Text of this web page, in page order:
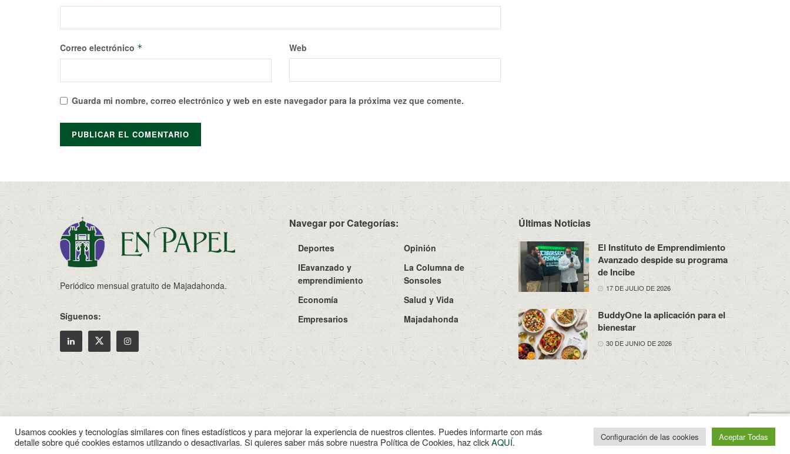
Correo electrónico * Web
Guarda mi nombre, correo electrónico y web en este navegador para la próxima vez que comente.
Periódico mensual gratuito de Majadahonda.
Síguenos:
Navegar por Categorías:
Deportes
Opinión
IEavanzado y
emprendimiento
La Columna de
Sonsoles
Economía
Salud y Vida
Empresarios
Majadahonda
Últimas Noticias
El Instituto de Emprendimiento
Avanzado despide su programa
de Incibe
17 DE JULIO DE 2026
BuddyOne la aplicación para el
bienestar
30 DE JUNIO DE 2026
Sobre Nosotros Política de Privacidad Aviso Legal Contacto
© 2022Enpapel- Tu periodico de Madahonda.
Usamos cookies y tecnologías similares con fines estadísticos y para mejorar la experiencia de nuestros clientes. Puedes informarte con más
detalle sobre qué cookies estamos utilizando o desactivarlas. Si quieres saber más sobre nuestra Política de Cookies, haz clickAQUÍ. Configuración de las cookies Aceptar Todas